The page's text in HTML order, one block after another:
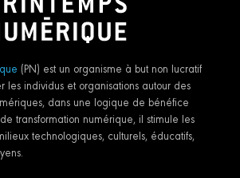
(PN) est un organisme à but non lucratif
les individus et organisations autour des
dans une logique de bénéfice
transformation numérique, il stimule les
technologiques, culturels, éducatifs,